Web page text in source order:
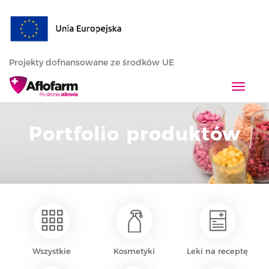
Projekty dofnansowane ze środków UE
T
o
g
g
l
e
n
a
Portfolio produktów
Wszystkie Kosmetyki Leki na receptę